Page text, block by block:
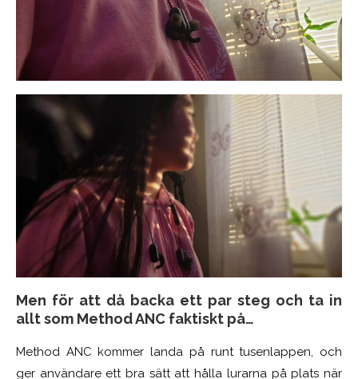
Men för att då backa ett par steg och ta in
allt som Method ANC faktiskt på…
Method ANC kommer landa på runt tusenlappen, och
ger användare ett bra sätt att hålla lurarna på plats när